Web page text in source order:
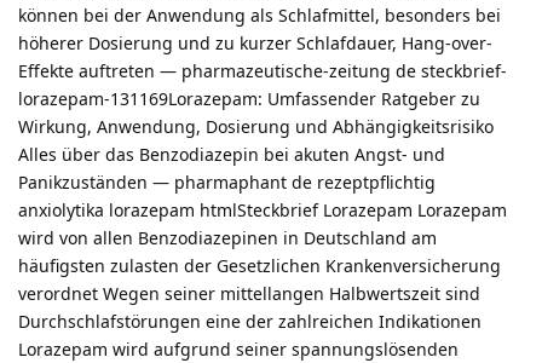
können bei der Anwendung als Schlafmittel, besonders bei
höherer Dosierung und zu kurzer Schlafdauer, Hang-over-
Effekte auftreten — pharmazeutische-zeitung de steckbrief-
lorazepam-131169Lorazepam: Umfassender Ratgeber zu
Wirkung, Anwendung, Dosierung und Abhängigkeitsrisiko
Alles über das Benzodiazepin bei akuten Angst- und
Panikzuständen — pharmaphant de rezeptpflichtig
anxiolytika lorazepam htmlSteckbrief Lorazepam Lorazepam
wird von allen Benzodiazepinen in Deutschland am
häufigsten zulasten der Gesetzlichen Krankenversicherung
verordnet Wegen seiner mittellangen Halbwertszeit sind
Durchschlafstörungen eine der zahlreichen Indikationen
Lorazepam wird aufgrund seiner spannungslösenden